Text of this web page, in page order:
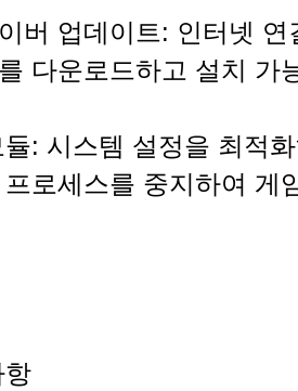
버 업데이트: 인터넷 연
다운로드하고 설치 가
: 시스템 설정을 최적
로세스를 중지하여 게
항